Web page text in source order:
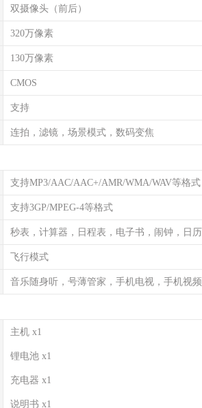
双摄像头（前后）
320万像素
130万像素
CMOS
支持
连拍，滤镜，场景模式，数码变焦
支持MP3/AAC/AAC+/AMR/WMA/WAV等格式
支持3GP/MPEG-4等格式
秒表，计算器，日程表，电子书，闹钟，日
飞行模式
音乐随身听，号薄管家，手机电视，手机视
主机 x1
锂电池 x1
充电器 x1
说明书 x1